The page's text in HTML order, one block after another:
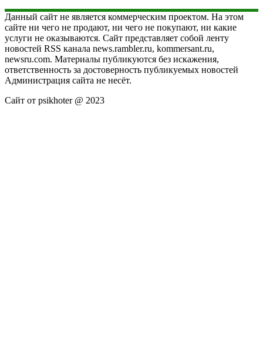
Данный сайт не является коммерческим проектом. На этом
сайте ни чего не продают, ни чего не покупают, ни какие
услуги не оказываются. Сайт представляет собой ленту
новостей RSS канала news.rambler.ru, kommersant.ru,
newsru.com. Материалы публикуются без искажения,
ответственность за достоверность публикуемых новостей
Администрация сайта не несёт.
Сайт от psikhoter @ 2023